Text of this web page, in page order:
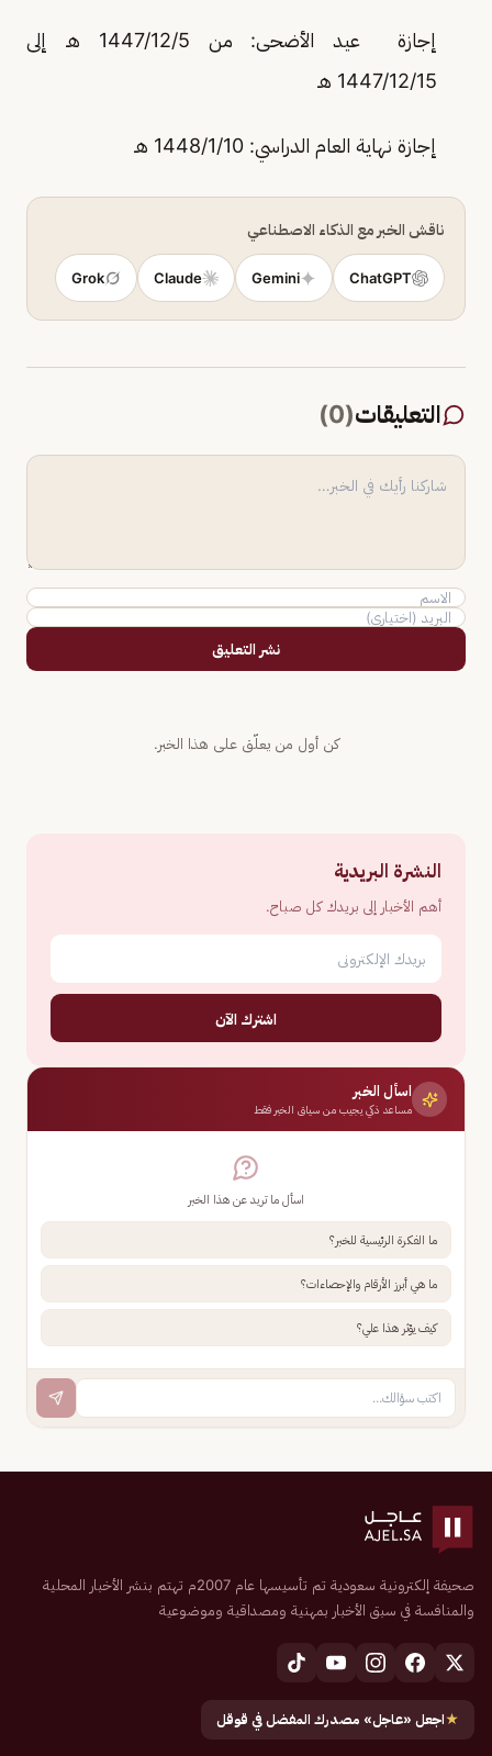
إجازة عيد الأضحى: من 1447/12/5 هـ إلى
1447/12/15 هـ
إجازة نهاية العام الدراسي: 1448/1/10 هـ
ناقش الخبر مع الذكاء الاصطناعي
ChatGPT
Gemini
Claude
Grok
التعليقات(
0
)
نشر التعليق
كن أول من يعلّق على هذا الخبر.
النشرة البريدية
أهم الأخبار إلى بريدك كل صباح.
اشترك الآن
اسأل الخبر
مساعد ذكي يجيب من سياق الخبر فقط
اسأل ما تريد عن هذا الخبر
ما الفكرة الرئيسية للخبر؟
ما هي أبرز الأرقام والإحصاءات؟
كيف يؤثر هذا علي؟
صحيفة إلكترونية سعودية تم تأسيسها عام 2007م تهتم بنشر الأخبار المحلية
والمنافسة في سبق الأخبار بمهنية ومصداقية وموضوعية
★اجعل «عاجل» مصدرك المفضل في قوقل